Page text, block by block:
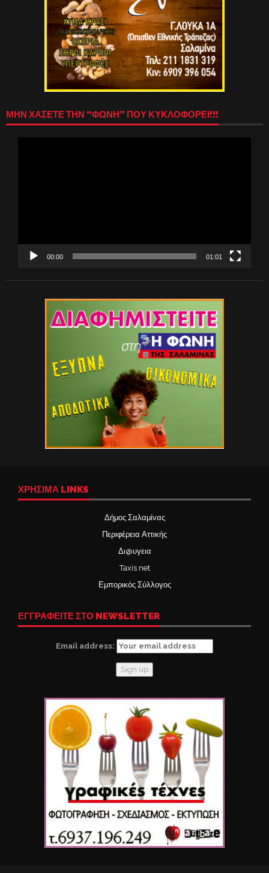
ΜΗΝ ΧΑΣΕΤΕ ΤΗΝ “ΦΩΝΗ” ΠΟΥ ΚΥΚΛΟΦΟΡΕΙ!!!
00:00 01:01
ΧΡΉΣΙΜΑ LINKS
Δήμος Σαλαμίνας
Περιφέρεια Αττικής
Δι@υγεια
Taxis net
Εμπορικός Σύλλογος
ΕΓΓΡΑΦΕΙΤΕ ΣΤΟ NEWSLETTER
Email address: